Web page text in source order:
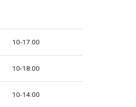
10-17.00
10-18.00
10-14.00